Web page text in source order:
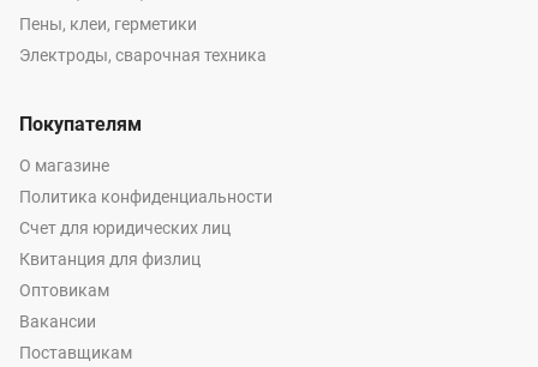
Пены, клеи, герметики
Электроды, сварочная техника
Покупателям
О магазине
Политика конфиденциальности
Счет для юридических лиц
Квитанция для физлиц
Оптовикам
Вакансии
Поставщикам